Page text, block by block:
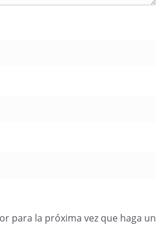
para la próxima vez que haga un